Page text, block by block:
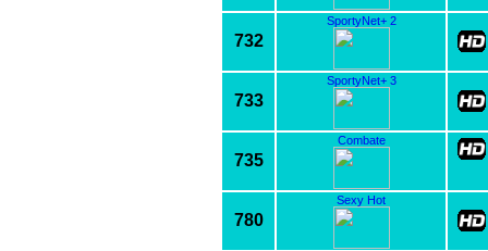
732
SportyNet+ 2
733
SportyNet+ 3
735
Combate
780
Sexy Hot